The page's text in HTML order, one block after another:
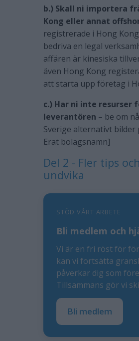
b.) Skall ni importera
Kong eller annat
registrerade i Hong
bedriva en legal
affären är kinesiska
även Hong Kong
att starta upp företag i
c.) Har ni inte
leverantören – be om
Sverige alternativt bilder
Erat bolagsnamn]
Del 2 - Fler tips
undvika
STÖD VÅRT ARBETE
Bli medlem och
Vi är en fri röst för
kan vi fortsätta
påverkar dig som
Tillsammans gör vi
Bli medlem